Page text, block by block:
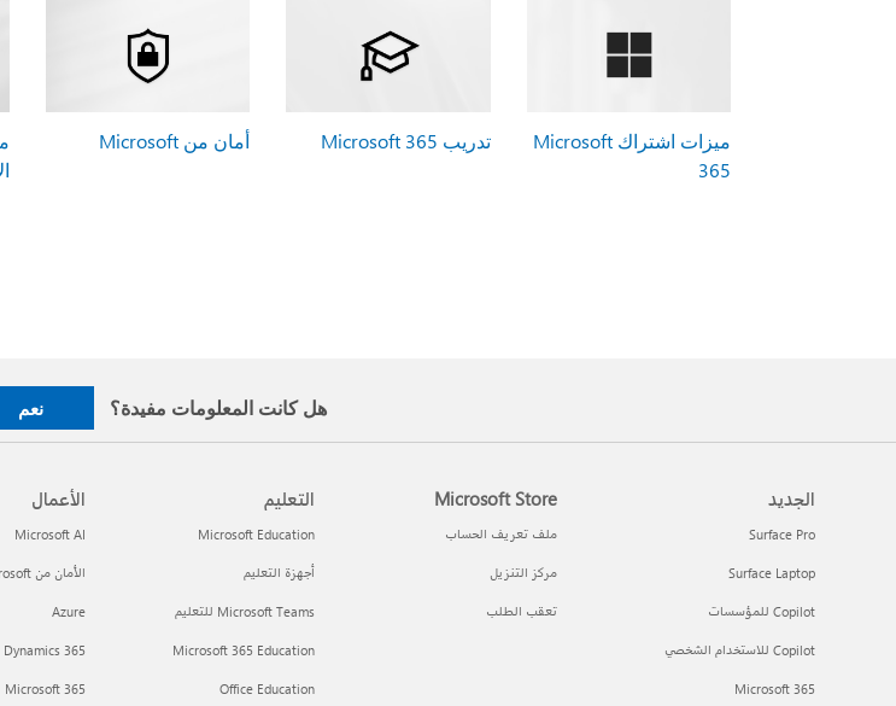
ميزات اشتراك Microsoft
365
تدريب Microsoft 365 أمان من Microsoft
هل كانت المعلومات مفيدة؟ نعم
الجديد
Surface Pro
Surface Laptop
Copilot للمؤسسات
Copilot للاستخدام الشخصي
Microsoft 365
Microsoft Store
ملف تعريف الحساب
مركز التنزيل
تعقب الطلب
التعليم
Microsoft Education
أجهزة التعليم
Microsoft Teams للتعليم
Microsoft 365 Education
Office Education
الأعمال
Microsoft AI
الأمان من Microsoft
Azure
Dynamics 365
Microsoft 365